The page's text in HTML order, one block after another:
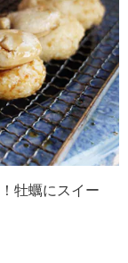
牡蠣にスイー